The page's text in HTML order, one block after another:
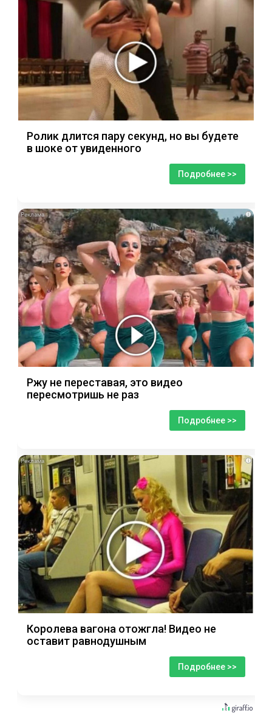
Ролик длится пару секунд, но вы будете
в шоке от увиденного
Подробнее >>
i
Ржу не переставая, это видео
пересмотришь не раз
Подробнее >>
i
Королева вагона отожгла! Видео не
оставит равнодушным
Подробнее >>